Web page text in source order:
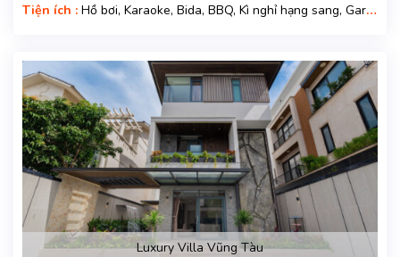
Tiện ích : Hồ bơi, Karaoke, Bida, BBQ, Kì nghỉ hạng sang, Gara
Luxury Villa Vũng Tàu